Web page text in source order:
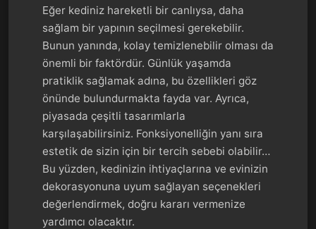
Eğer kediniz hareketli bir canlıysa, daha
sağlam bir yapının seçilmesi gerekebilir.
Bunun yanında, kolay temizlenebilir olması da
önemli bir faktördür. Günlük yaşamda
pratiklik sağlamak adına, bu özellikleri göz
önünde bulundurmakta fayda var. Ayrıca,
piyasada çeşitli tasarımlarla
karşılaşabilirsiniz. Fonksiyonelliğin yanı sıra
estetik de sizin için bir tercih sebebi olabilir…
Bu yüzden, kedinizin ihtiyaçlarına ve evinizin
dekorasyonuna uyum sağlayan seçenekleri
değerlendirmek, doğru kararı vermenize
yardımcı olacaktır.